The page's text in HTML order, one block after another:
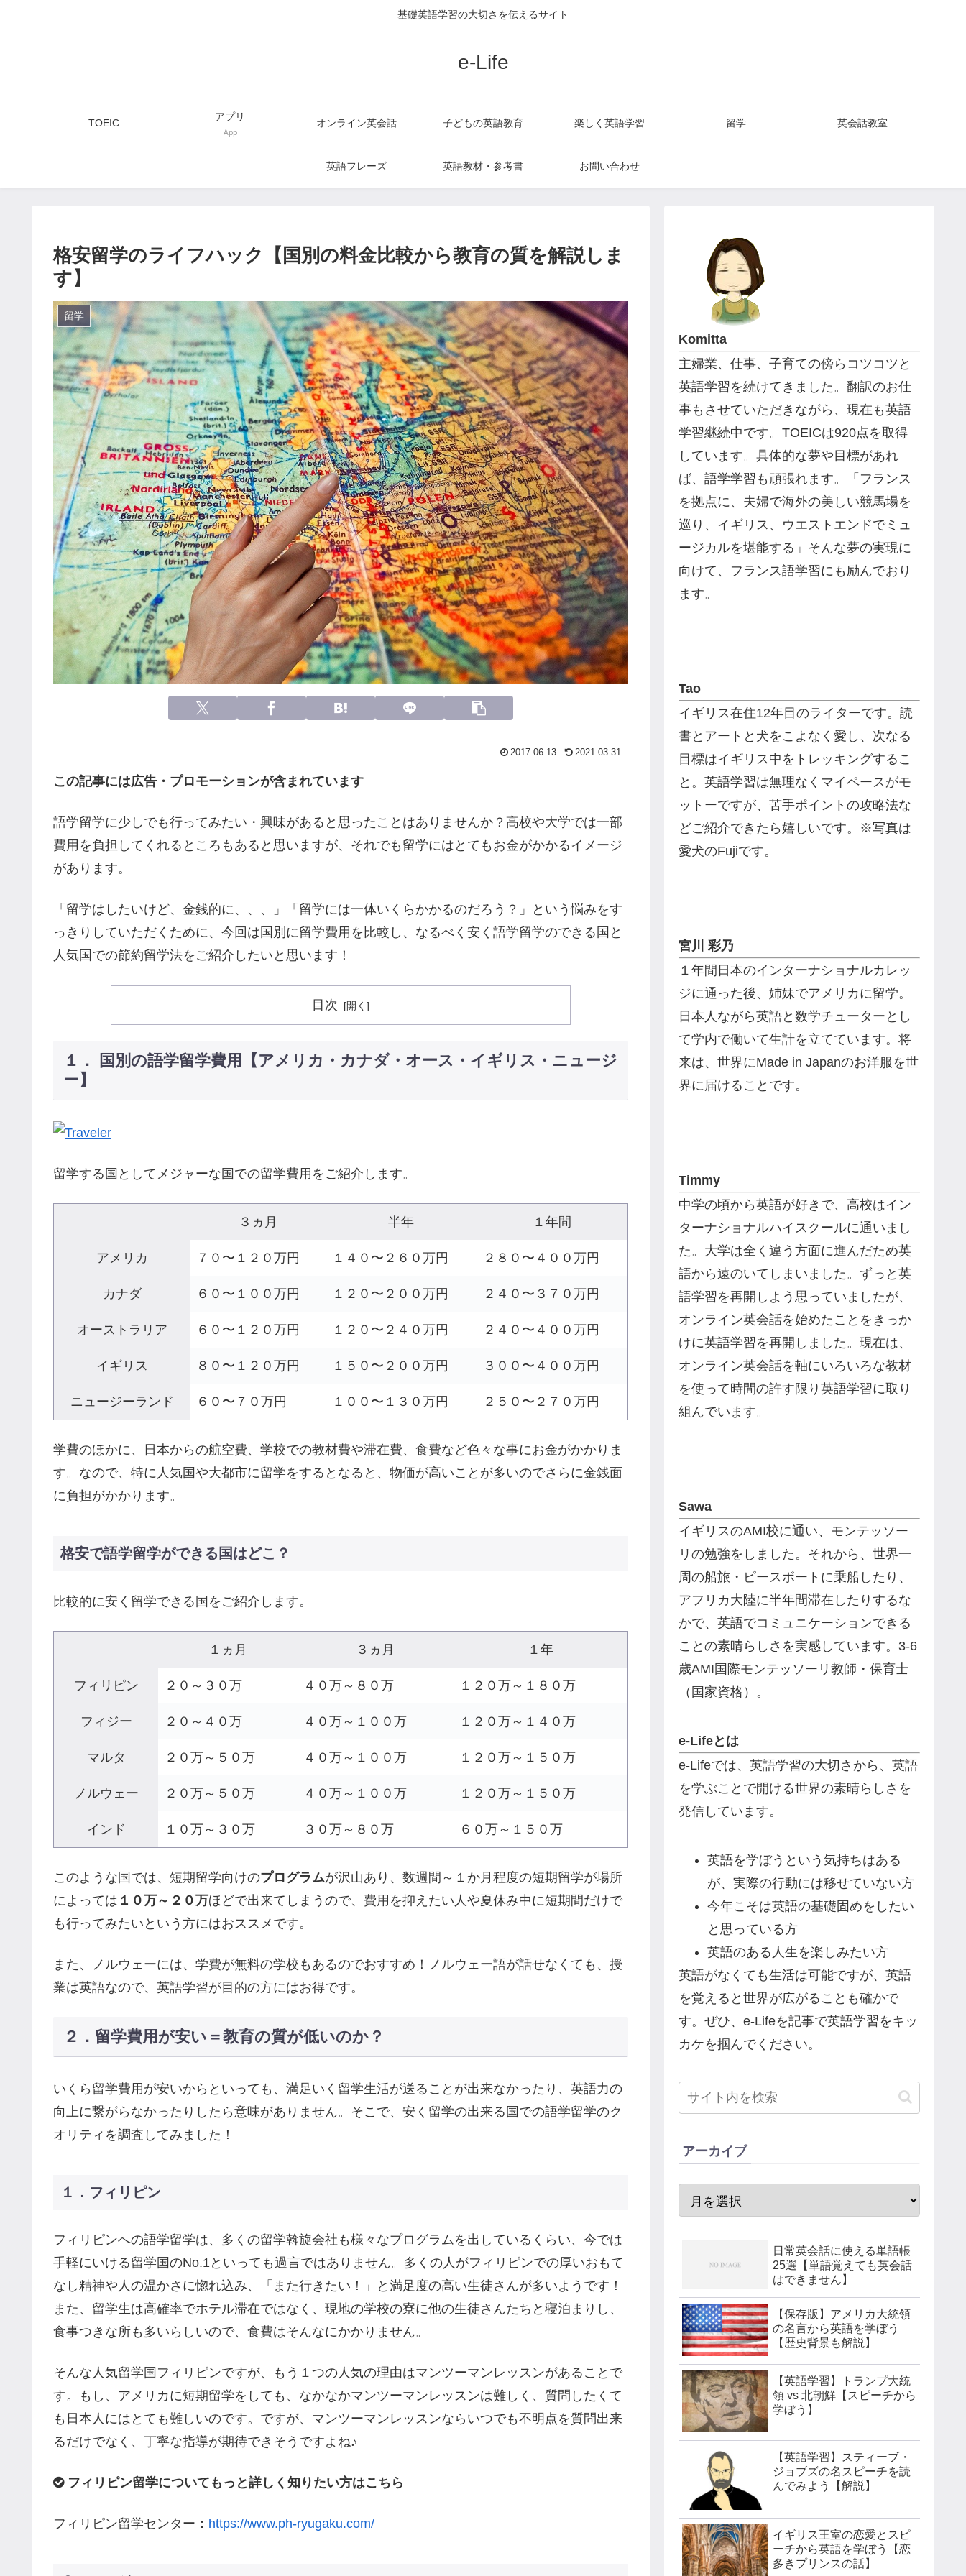
基礎英語学習の大切さを伝えるサイト
e-Life
TOEIC
アプリ
App
オンライン英会話 子どもの英語教育 楽しく英語学習 留学 英会話教室
英語フレーズ 英語教材・参考書 お問い合わせ
格安留学のライフハック【国別の料金比較から教育の質を解説しま
す】
留学
2017.06.13 2021.03.31
この記事には広告・プロモーションが含まれています
語学留学に少しでも行ってみたい・興味があると思ったことはありませんか？高校や大学では一部
費用を負担してくれるところもあると思いますが、それでも留学にはとてもお金がかかるイメージ
があります。
「留学はしたいけど、金銭的に、、、」「留学には一体いくらかかるのだろう？」という悩みをす
っきりしていただくために、今回は国別に留学費用を比較し、なるべく安く語学留学のできる国と
人気国での節約留学法をご紹介したいと思います！
目次
１． 国別の語学留学費用【アメリカ・カナダ・オース・イギリス・ニュージ
ー】
留学する国としてメジャーな国での留学費用をご紹介します。
３ヵ月 半年 １年間
アメリカ ７０〜１２０万円 １４０〜２６０万円 ２８０〜４００万円
カナダ ６０〜１００万円 １２０〜２００万円 ２４０〜３７０万円
オーストラリア ６０〜１２０万円 １２０〜２４０万円 ２４０〜４００万円
イギリス ８０〜１２０万円 １５０〜２００万円 ３００〜４００万円
ニュージーランド ６０〜７０万円 １００〜１３０万円 ２５０〜２７０万円
学費のほかに、日本からの航空費、学校での教材費や滞在費、食費など色々な事にお金がかかりま
す。なので、特に人気国や大都市に留学をするとなると、物価が高いことが多いのでさらに金銭面
に負担がかかります。
格安で語学留学ができる国はどこ？
比較的に安く留学できる国をご紹介します。
１ヵ月 ３ヵ月 １年
フィリピン ２０～３０万 ４０万～８０万 １２０万～１８０万
フィジー ２０～４０万 ４０万～１００万 １２０万～１４０万
マルタ ２０万～５０万 ４０万～１００万 １２０万～１５０万
ノルウェー ２０万～５０万 ４０万～１００万 １２０万～１５０万
インド １０万～３０万 ３０万～８０万 ６０万～１５０万
このような国では、短期留学向けのプログラムが沢山あり、数週間～１か月程度の短期留学が場所
によっては １０万～２０万ほどで出来てしまうので、費用を抑えたい人や夏休み中に短期間だけで
も行ってみたいという方にはおススメです。
また、ノルウェーには、学費が無料の学校もあるのでおすすめ！ノルウェー語が話せなくても、授
業は英語なので、英語学習が目的の方にはお得です。
２．留学費用が安い＝教育の質が低いのか？
いくら留学費用が安いからといっても、満足いく留学生活が送ることが出来なかったり、英語力の
向上に繋がらなかったりしたら意味がありません。そこで、安く留学の出来る国での語学留学のク
オリティを調査してみました！
１．フィリピン
フィリピンへの語学留学は、多くの留学斡旋会社も様々なプログラムを出しているくらい、今では
手軽にいける留学国のNo.1といっても過言ではありません。多くの人がフィリピンでの厚いおもて
なし精神や人の温かさに惚れ込み、「また行きたい！」と満足度の高い生徒さんが多いようです！
また、留学生は高確率でホテル滞在ではなく、現地の学校の寮に他の生徒さんたちと寝泊まりし、
食事つきな所も多いらしいので、食費はそんなにかかりません。
そんな人気留学国フィリピンですが、もう１つの人気の理由はマンツーマンレッスンがあることで
す。もし、アメリカに短期留学をしても、なかなかマンツーマンレッスンは難しく、質問したくて
も日本人にはとても難しいのです。ですが、マンツーマンレッスンならいつでも不明点を質問出来
るだけでなく、丁寧な指導が期待できそうですよね♪
フィリピン留学についてもっと詳しく知りたい方はこちら
フィリピン留学センター： https://www.ph-ryugaku.com/
Komitta
主婦業、仕事、子育ての傍らコツコツと
英語学習を続けてきました。翻訳のお仕
事もさせていただきながら、現在も英語
学習継続中です。TOEICは920点を取得
しています。具体的な夢や目標があれ
ば、語学学習も頑張れます。「フランス
を拠点に、夫婦で海外の美しい競馬場を
巡り、イギリス、ウエストエンドでミュ
ージカルを堪能する」そんな夢の実現に
向けて、フランス語学習にも励んでおり
ます。
Tao
イギリス在住12年目のライターです。読
書とアートと犬をこよなく愛し、次なる
目標はイギリス中をトレッキングするこ
と。英語学習は無理なくマイペースがモ
ットーですが、苦手ポイントの攻略法な
どご紹介できたら嬉しいです。※写真は
愛犬のFujiです。
宮川 彩乃
１年間日本のインターナショナルカレッ
ジに通った後、姉妹でアメリカに留学。
日本人ながら英語と数学チューターとし
て学内で働いて生計を立てています。将
来は、世界にMade in Japanのお洋服を世
界に届けることです。
Timmy
中学の頃から英語が好きで、高校はイン
ターナショナルハイスクールに通いまし
た。大学は全く違う方面に進んだため英
語から遠のいてしまいました。ずっと英
語学習を再開しよう思っていましたが、
オンライン英会話を始めたことをきっか
けに英語学習を再開しました。現在は、
オンライン英会話を軸にいろいろな教材
を使って時間の許す限り英語学習に取り
組んでいます。
Sawa
イギリスのAMI校に通い、モンテッソー
リの勉強をしました。それから、世界一
周の船旅・ピースボートに乗船したり、
アフリカ大陸に半年間滞在したりするな
かで、英語でコミュニケーションできる
ことの素晴らしさを実感しています。3-6
歳AMI国際モンテッソーリ教師・保育士
（国家資格）。
e-Lifeとは
e-Lifeでは、英語学習の大切さから、英語
を学ぶことで開ける世界の素晴らしさを
発信しています。
英語を学ぼうという気持ちはある
が、実際の行動には移せていない方
今年こそは英語の基礎固めをしたい
と思っている方
英語のある人生を楽しみたい方
英語がなくても生活は可能ですが、英語
を覚えると世界が広がることも確かで
す。ぜひ、e-Lifeを記事で英語学習をキッ
カケを掴んでください。
アーカイブ
日常英会話に使える単語帳
25選【単語覚えても英会話
はできません】
【保存版】アメリカ大統領
の名言から英語を学ぼう
【歴史背景も解説】
【英語学習】トランプ大統
領 vs 北朝鮮【スピーチから
学ぼう】
【英語学習】スティーブ・
ジョブズの名スピーチを読
んでみよう【解説】
イギリス王室の恋愛とスピ
ーチから英語を学ぼう【恋
多きプリンスの話】